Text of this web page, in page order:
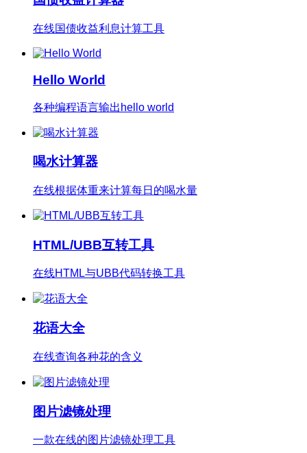
在线国债收益利息计算工具
Hello World
各种编程语言输出hello world
喝水计算器
在线根据体重来计算每日的喝水量
HTML/UBB互转工具
在线HTML与UBB代码转换工具
花语大全
在线查询各种花的含义
图片滤镜处理
一款在线的图片滤镜处理工具